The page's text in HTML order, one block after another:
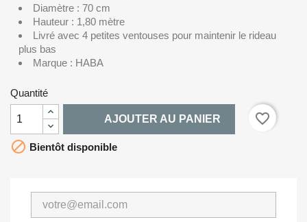
Diamètre : 70 cm
Hauteur : 1,80 mètre
Livré avec 4 petites ventouses pour maintenir le rideau
plus bas
Marque : HABA
Quantité
AJOUTER AU PANIER
favorite_border
 Bientôt disponible